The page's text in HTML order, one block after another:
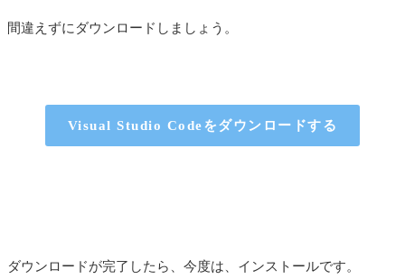
間違えずにダウンロードしましょう。
Visual Studio Codeをダウンロードする
ダウンロードが完了したら、今度は、インストールです。